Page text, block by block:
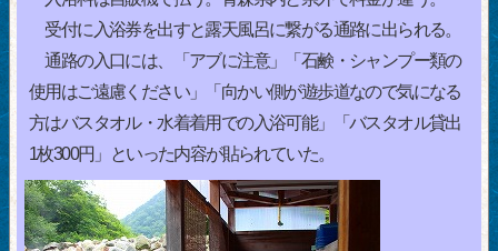
受付に入浴券を出すと露天風呂に繋がる通路に出られる。
通路の入口には、「アブに注意」「石鹸・シャンプー類の
使用はご遠慮ください」「向かい側が遊歩道なので気になる
方はバスタオル・水着着用での入浴可能」「バスタオル貸出
1枚300円」といった内容が貼られていた。